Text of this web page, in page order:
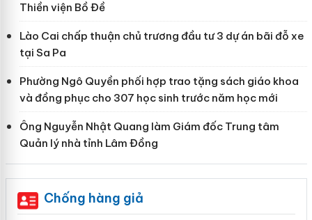
Thiền viện Bồ Đề
Lào Cai chấp thuận chủ trương đầu tư 3 dự án bãi đỗ xe
tại Sa Pa
Phường Ngô Quyền phối hợp trao tặng sách giáo khoa
và đồng phục cho 307 học sinh trước năm học mới
Ông Nguyễn Nhật Quang làm Giám đốc Trung tâm
Quản lý nhà tỉnh Lâm Đồng
Chống hàng giả